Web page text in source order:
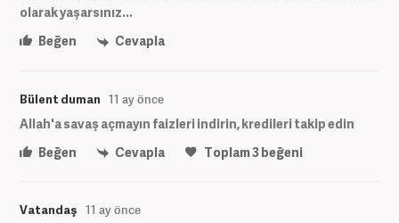
olarak yaşarsınız...
Beğen
Cevapla
Bülent duman 11 ay önce
Allah'a savaş açmayın faizleri indirin, kredileri takip edin
Beğen
Cevapla Toplam3beğeni
Vatandaş 11 ay önce